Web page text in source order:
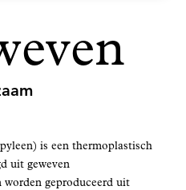
is een thermoplastisch
uit geweven
geproduceerd uit